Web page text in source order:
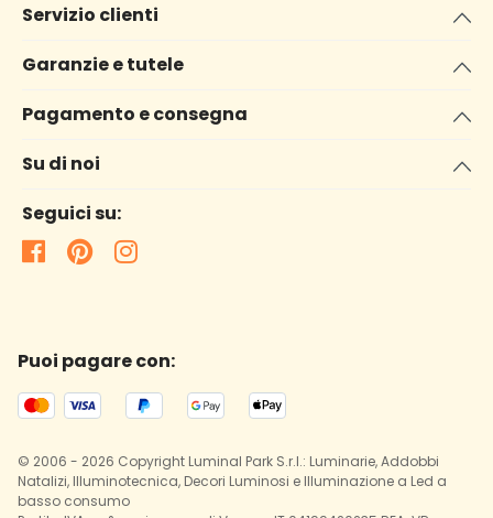
Servizio clienti
Garanzie e tutele
Pagamento e consegna
Su di noi
Seguici su:
Puoi pagare con:
© 2006 - 2026 Copyright Luminal Park S.r.l.: Luminarie, Addobbi
Natalizi, Illuminotecnica, Decori Luminosi e Illuminazione a Led a
basso consumo